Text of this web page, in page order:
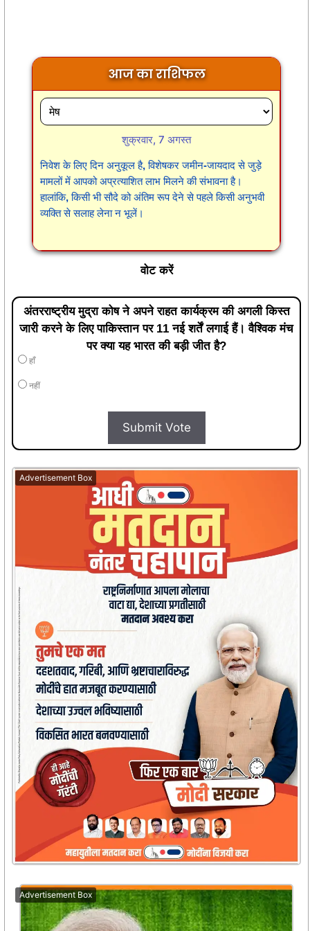
आज का राशिफल
शुक्रवार, 7 अगस्त
निवेश के लिए दिन अनुकूल है, विशेषकर जमीन-जायदाद से जुड़े
मामलों में आपको अप्रत्याशित लाभ मिलने की संभावना है।
हालांकि, किसी भी सौदे को अंतिम रूप देने से पहले किसी अनुभवी
व्यक्ति से सलाह लेना न भूलें।
वोट करें
अंतरराष्ट्रीय मुद्रा कोष ने अपने राहत कार्यक्रम की अगली किस्त
जारी करने के लिए पाकिस्तान पर 11 नई शर्तें लगाई हैं। वैश्विक मंच
पर क्या यह भारत की बड़ी जीत है?
हाँ
नहीं
Submit Vote
Advertisement Box
Advertisement Box